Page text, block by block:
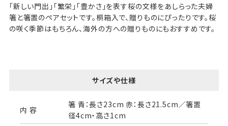
「新しい門出」「繁栄」「豊かさ」を表す桜の文様をあしらった夫婦
箸と箸置のペアセットです。桐箱入で、贈りものにぴったりです。桜
の咲く季節はもちろん、海外の方への贈りものにもおすすめです。
サイズや仕様
内 容
箸 青：長さ23cm 赤：長さ21.5cm／箸置
径4cm・高さ1cm